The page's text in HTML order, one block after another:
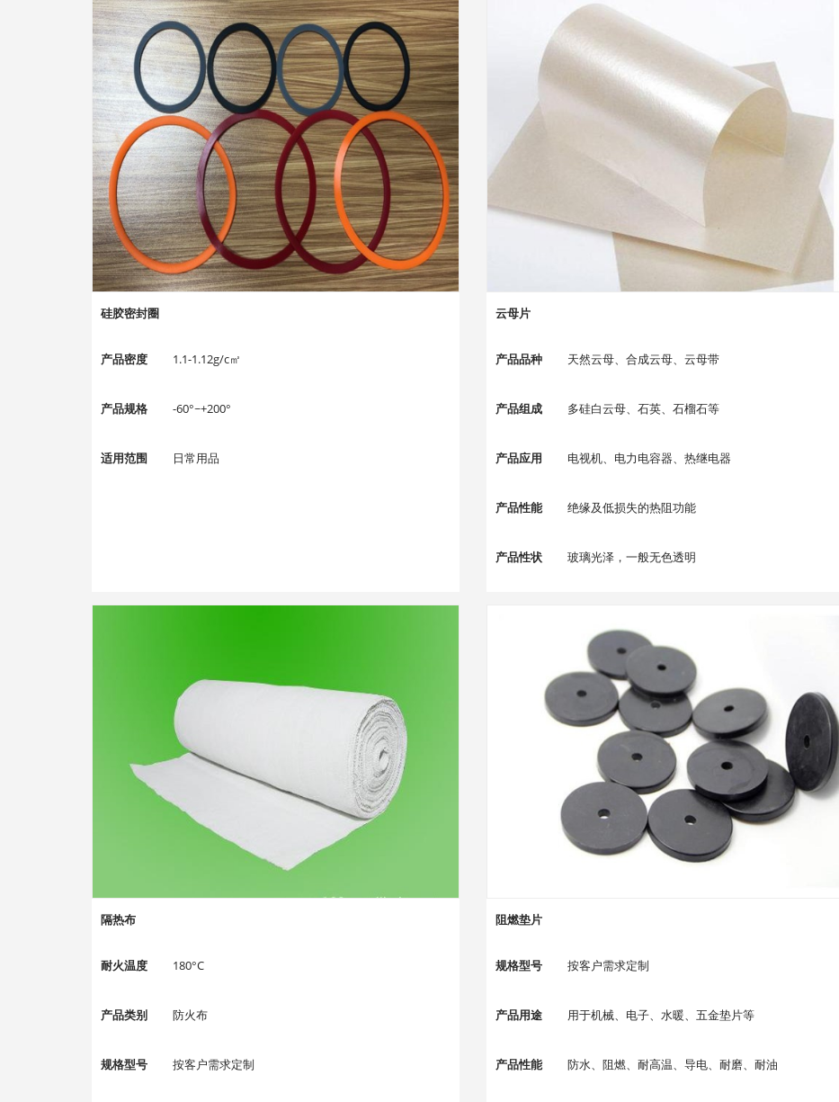
硅胶密封圈
产品密度 1.1-1.12g/c㎡
产品规格 -60°~+200°
适用范围 日常用品
云母片
产品品种 天然云母、合成云母、云母带
产品组成 多硅白云母、石英、石榴石等
产品应用 电视机、电力电容器、热继电器
产品性能 绝缘及低损失的热阻功能
产品性状 玻璃光泽，一般无色透明
隔热布
耐火温度 180°C
产品类别 防火布
规格型号 按客户需求定制
阻燃垫片
规格型号 按客户需求定制
产品用途 用于机械、电子、水暖、五金垫片等
产品性能 防水、阻燃、耐高温、导电、耐磨、耐油